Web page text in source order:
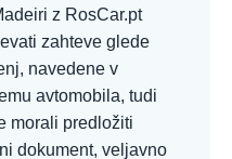
z RosCar.pt
zahteve glede
navedene v
avtomobila, tudi
morali predložiti
dokument, veljavno